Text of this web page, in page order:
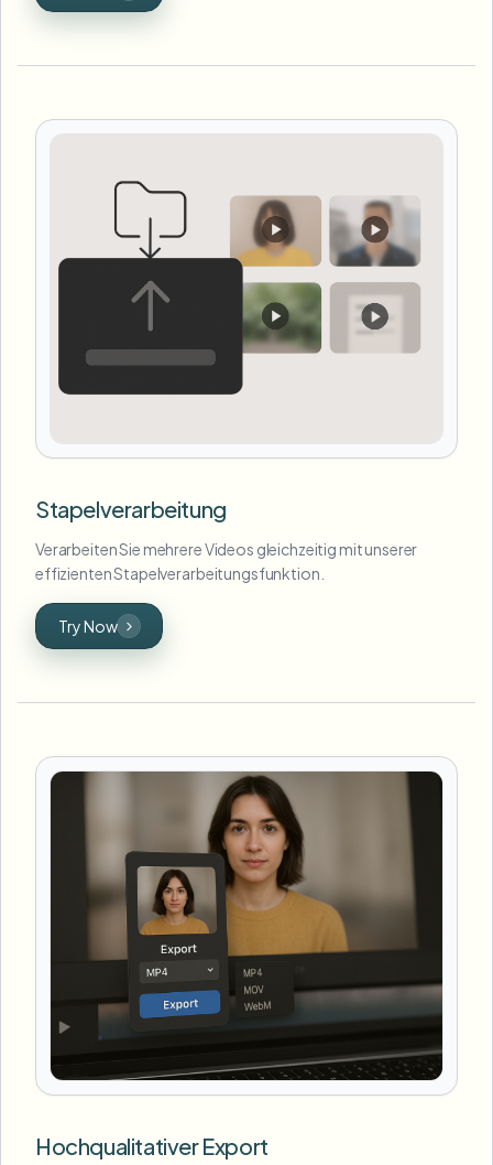
Stapelverarbeitung
Verarbeiten Sie mehrere Videos gleichzeitig mit unserer
effizienten Stapelverarbeitungsfunktion.
Try Now
Hochqualitativer Export